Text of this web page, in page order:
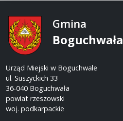
Gmina
Boguchwała
Urząd Miejski w Boguchwale
ul. Suszyckich 33
36-040 Boguchwała
powiat rzeszowski
woj. podkarpackie